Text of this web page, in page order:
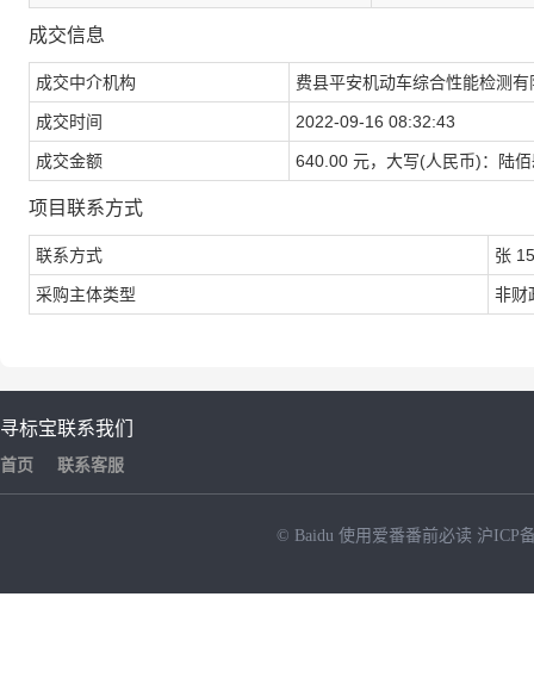
成交信息
成交中介机构 费县平安机动车综合性能检测有
成交时间 2022-09-16 08:32:43
成交金额 640.00 元，大写(人民币)：陆
项目联系方式
联系方式 张
采购主体类型 非财
寻标宝
首页
联系我们
联系客服
© Baidu 使用爱番番前必读 沪ICP